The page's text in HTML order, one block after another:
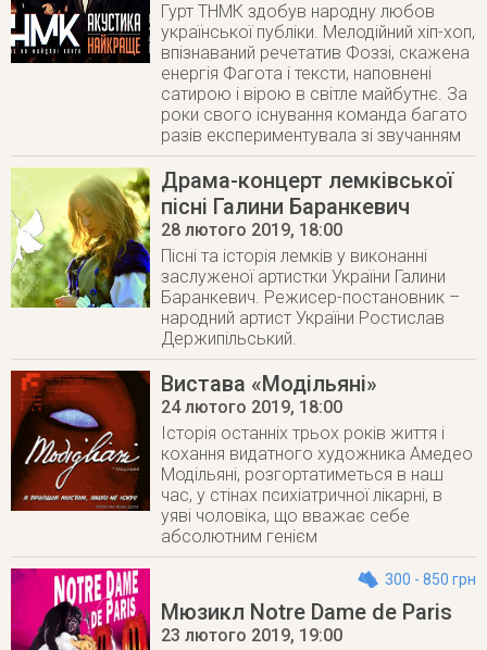
Гурт ТНМК здобув народну любов
української публіки. Мелодійний хіп-хоп,
впізнаваний речетатив Фоззі, скажена
енергія Фагота і тексти, наповнені
сатирою і вірою в світле майбутнє. За
роки свого існування команда багато
разів експериментувала зі звучанням
Драма-концерт лемківської
пісні Галини Баранкевич
28 лютого 2019, 18:00
Пісні та історія лемків у виконанні
заслуженої артистки України Галини
Баранкевич. Режисер-постановник –
народний артист України Ростислав
Держипільський.
Вистава «Модільяні»
24 лютого 2019, 18:00
Історія останніх трьох років життя і
кохання видатного художника Амедео
Модільяні, розгортатиметься в наш
час, у стінах психіатричної лікарні, в
уяві чоловіка, що вважає себе
абсолютним генієм
300 - 850 грн
Мюзикл Notre Dame de Paris
23 лютого 2019, 19:00